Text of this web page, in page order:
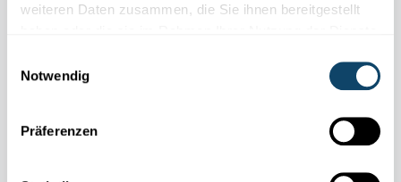
weiteren Daten zusammen, die Sie ihnen bereitgestellt
Notwendig
Präferenzen
11.04
/
31.10